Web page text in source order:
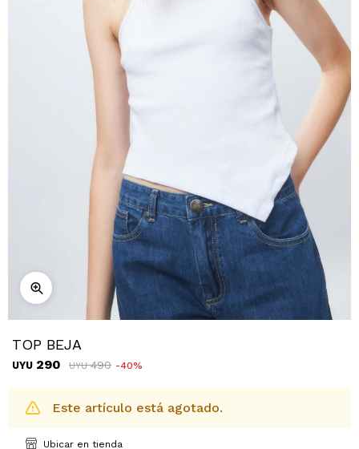
TOP BEJA
UYU 290 UYU 490 40
Este artículo está agotado.
Ubicar en tienda